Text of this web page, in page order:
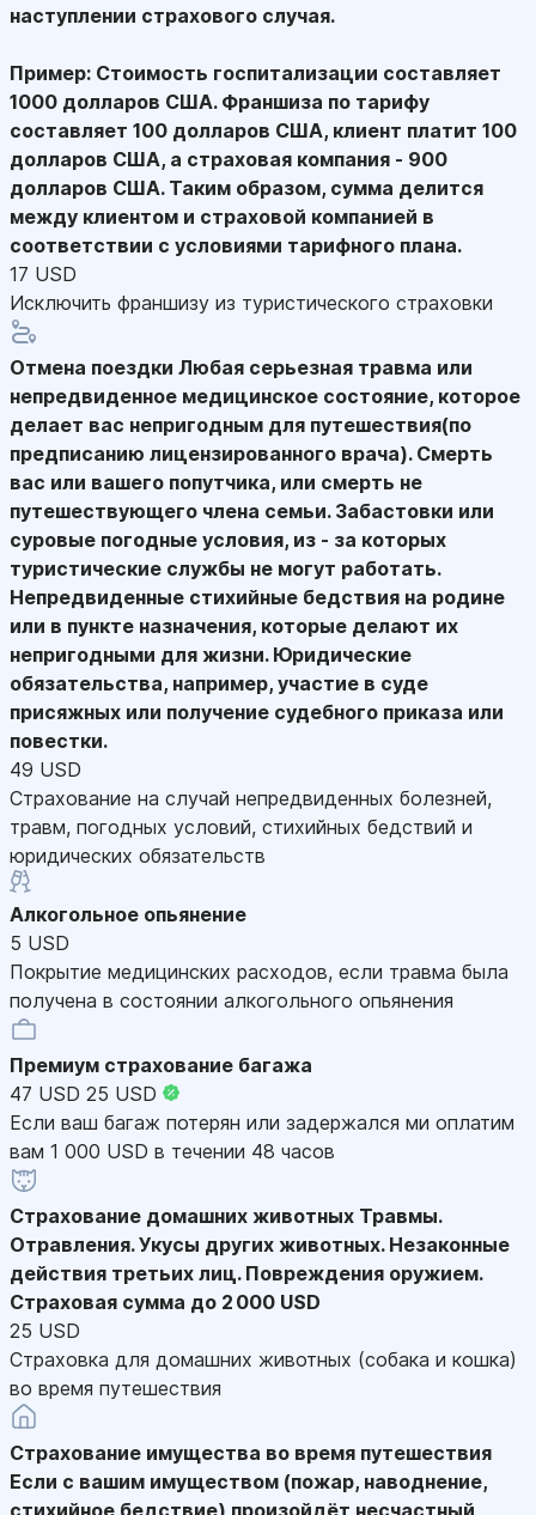
наступлении страхового случая.
Пример: Стоимость госпитализации составляет
1000 долларов США. Франшиза по тарифу
составляет 100 долларов США, клиент платит 100
долларов США, а страховая компания - 900
долларов США. Таким образом, сумма делится
между клиентом и страховой компанией в
соответствии с условиями тарифного плана.
17 USD
Исключить франшизу из туристического страховки
Отмена поездки Любая серьезная травма или
непредвиденное медицинское состояние, которое
делает вас непригодным для путешествия(по
предписанию лицензированного врача). Смерть
вас или вашего попутчика, или смерть не
путешествующего члена семьи. Забастовки или
суровые погодные условия, из - за которых
туристические службы не могут работать.
Непредвиденные стихийные бедствия на родине
или в пункте назначения, которые делают их
непригодными для жизни. Юридические
обязательства, например, участие в суде
присяжных или получение судебного приказа или
повестки.
49 USD
Страхование на случай непредвиденных болезней,
травм, погодных условий, стихийных бедствий и
юридических обязательств
Алкогольное опьянение
5 USD
Покрытие медицинских расходов, если травма была
получена в состоянии алкогольного опьянения
Премиум страхование багажа
47 USD 25 USD
Если ваш багаж потерян или задержался ми оплатим
вам 1 000 USD в течении 48 часов
Страхование домашних животных Травмы.
Отравления. Укусы других животных. Незаконные
действия третьих лиц. Повреждения оружием.
Страховая сумма до 2 000 USD
25 USD
Страховка для домашних животных (собака и кошка)
во время путешествия
Страхование имущества во время путешествия
Если с вашим имуществом (пожар, наводнение,
стихийное бедствие) произойдёт несчастный